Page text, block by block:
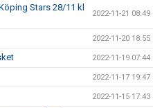
Stars 28/11 kl
2022-11-21 08:49
2022-11-20 18:55
2022-11-19 07:44
2022-11-17 19:47
2022-11-15 17:43